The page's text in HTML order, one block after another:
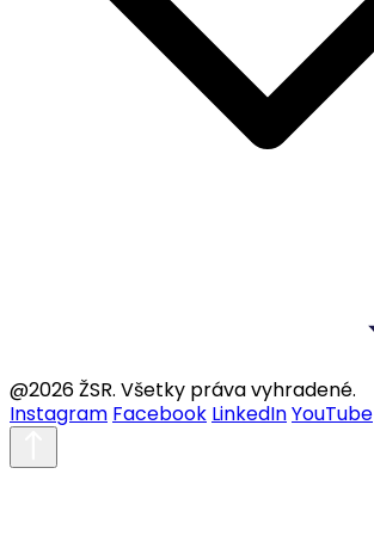
@2026 ŽSR. Všetky práva vyhradené.
Instagram Facebook LinkedInYouTube